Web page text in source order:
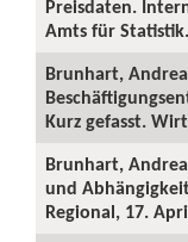
Preisdaten.
Amts für Statistik.
Brunhart,
Kurz gefasst.
Brunhart,
und
Regional, 17.